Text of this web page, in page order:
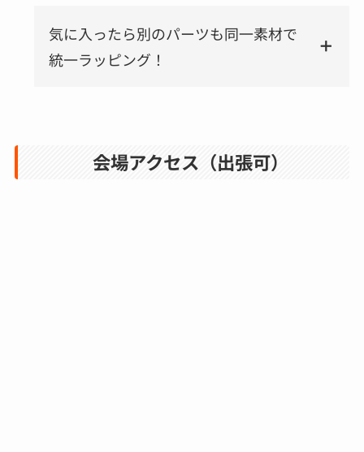
気に入ったら別のパーツも同一素材で
統一ラッピング！
会場アクセス（出張可）